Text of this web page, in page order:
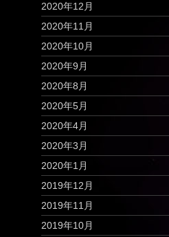
2020年12月
2020年11月
2020年10月
2020年9月
2020年8月
2020年5月
2020年4月
2020年3月
2020年1月
2019年12月
2019年11月
2019年10月